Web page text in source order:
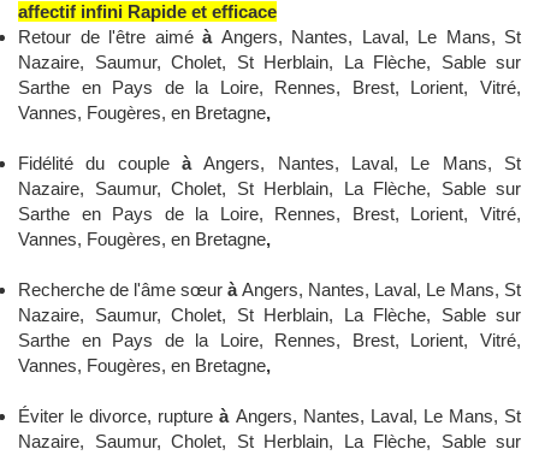
affectif infini Rapide et efficace
Retour de l'être aimé à Angers, Nantes, Laval, Le Mans, St
Nazaire, Saumur, Cholet, St Herblain, La Flèche, Sable sur
Sarthe en Pays de la Loire, Rennes, Brest, Lorient, Vitré,
Vannes, Fougères, en Bretagne,
Fidélité du couple àAngers, Nantes, Laval, Le Mans, St
Nazaire, Saumur, Cholet, St Herblain, La Flèche, Sable sur
Sarthe en Pays de la Loire, Rennes, Brest, Lorient, Vitré,
Vannes, Fougères, en Bretagne,
Recherche de l'âme sœur àAngers, Nantes, Laval, Le Mans, St
Nazaire, Saumur, Cholet, St Herblain, La Flèche, Sable sur
Sarthe en Pays de la Loire, Rennes, Brest, Lorient, Vitré,
Vannes, Fougères, en Bretagne,
Éviter le divorce, ruptureà Angers, Nantes, Laval, Le Mans, St
Nazaire, Saumur, Cholet, St Herblain, La Flèche, Sable sur